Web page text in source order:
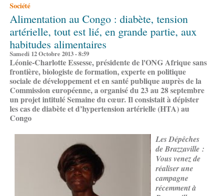
Société
Alimentation au Congo : diabète, tension
artérielle, tout est lié, en grande partie, aux
habitudes alimentaires
Samedi 12 Octobre 2013 - 8:59
Léonie-Charlotte Essesse,présidente de l'ONG Afrique sans
frontière, biologiste de formation,experte en politique
sociale de développement et en santé publiqueauprès de la
Commission européenne, a organisé du 23 au 28 septembre
un projet intitulé Semaine du cœur. Il consistait à dépister
les cas de diabète et d’hypertension artérielle (HTA) au
Congo
Les Dépêches
de Brazzaville :
Vous venez de
réaliser une
campagne
récemment à